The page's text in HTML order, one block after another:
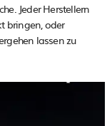
Jeder Herstellern
bringen, oder
lassen zu